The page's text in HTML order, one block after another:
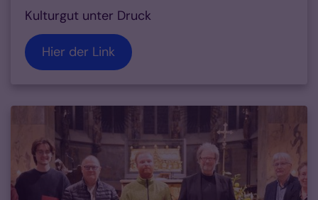
Kulturgut unter Druck
Hier der Link